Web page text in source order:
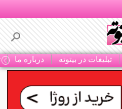
تبلیغات در بیتوته درباره ما